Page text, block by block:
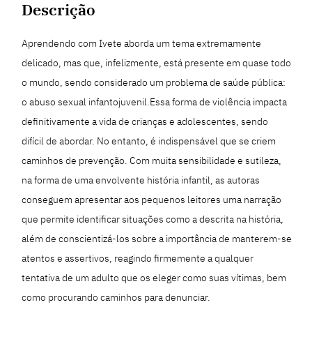
Descrição
Aprendendo com Ivete aborda um tema extremamente
delicado, mas que, infelizmente, está presente em quase todo
o mundo, sendo considerado um problema de saúde pública:
o abuso sexual infantojuvenil.Essa forma de violência impacta
definitivamente a vida de crianças e adolescentes, sendo
difícil de abordar. No entanto, é indispensável que se criem
caminhos de prevenção. Com muita sensibilidade e sutileza,
na forma de uma envolvente história infantil, as autoras
conseguem apresentar aos pequenos leitores uma narração
que permite identificar situações como a descrita na história,
além de conscientizá-los sobre a importância de manterem-se
atentos e assertivos, reagindo firmemente a qualquer
tentativa de um adulto que os eleger como suas vítimas, bem
como procurando caminhos para denunciar.